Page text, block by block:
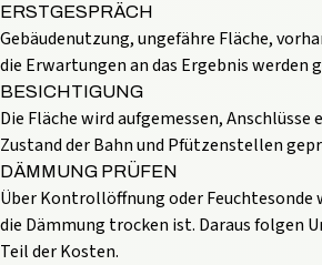
ERSTGESPRÄCH
Gebäudenutzung, ungefähre Fläche,
die Erwartungen an das Ergebnis werden
BESICHTIGUNG
Die Fläche wird aufgemessen, Anschlüsse
Zustand der Bahn und Pfützenstellen
DÄMMUNG PRÜFEN
Über Kontrollöffnung oder
die Dämmung trocken ist. Daraus folgen
Teil der Kosten.